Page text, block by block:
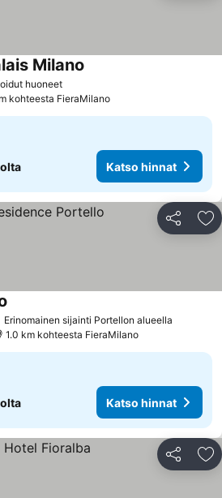
huoneet
Milano
kohteesta FieraMilano
Katso hinnat
Jaa
Erinomainen sijainti Portellon alueella
1.0 km kohteesta FieraMilano
Katso hinnat
Jaa